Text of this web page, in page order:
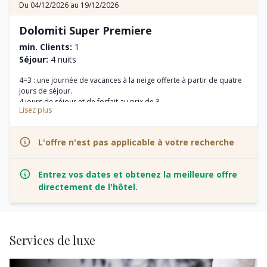
Du 04/12/2026 au 19/12/2026
Dolomiti Super Premiere
min. Clients: 1
Séjour: 4 nuits
4=3 : une journée de vacances à la neige offerte à partir de quatre
jours de séjour.
4 jours de séjour et de forfait au prix de 3.
8 jours de séjour et de forfait au prix de 6 jours.
École de ski et location de matériel de ski à des tarifs préférentiels.
Lisez plus
L'offre n'est pas applicable à votre recherche
Entrez vos dates et obtenez la meilleure offre
directement de l'hôtel.
Services de luxe